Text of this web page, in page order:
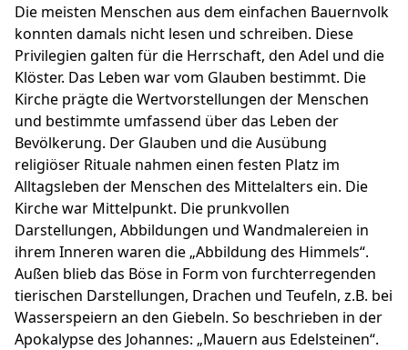
Die meisten Menschen aus dem einfachen Bauernvolk
konnten damals nicht lesen und schreiben. Diese
Privilegien galten für die Herrschaft, den Adel und die
Klöster. Das Leben war vom Glauben bestimmt. Die
Kirche prägte die Wertvorstellungen der Menschen
und bestimmte umfassend über das Leben der
Bevölkerung. Der Glauben und die Ausübung
religiöser Rituale nahmen einen festen Platz im
Alltagsleben der Menschen des Mittelalters ein. Die
Kirche war Mittelpunkt. Die prunkvollen
Darstellungen, Abbildungen und Wandmalereien in
ihrem Inneren waren die „Abbildung des Himmels“.
Außen blieb das Böse in Form von furchterregenden
tierischen Darstellungen, Drachen und Teufeln, z.B. bei
Wasserspeiern an den Giebeln. So beschrieben in der
Apokalypse des Johannes: „Mauern aus Edelsteinen“.